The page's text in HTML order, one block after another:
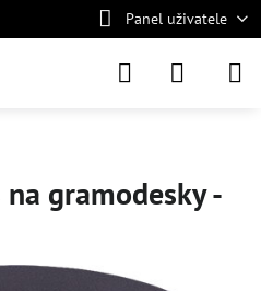
Panel uživatele
gramodesky -